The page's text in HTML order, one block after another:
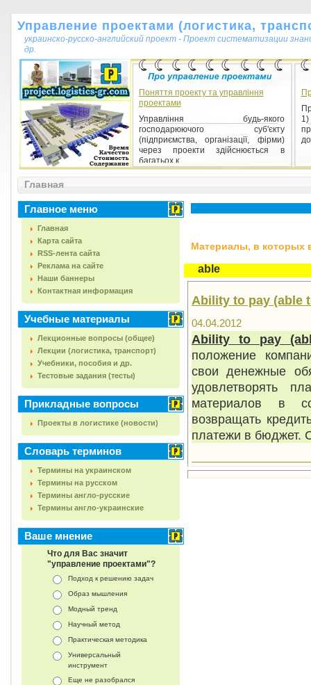
Управление проектами (логистика,
украинско-русско-английский проект - Проект систематизации
др.
Поняття проекту та управління
проектами
Управління будь-якого
господарюючого суб'єкту
(підприємства, організації, фірми)
через проекти здійснюється в
багатьох к...
Главная
Главное меню
Главная
Карта сайта
RSS-лента сайта
Реклама на сайте
Наши баннеры
Контактная информация
Учебные материалы
Лекционные вопросы (общее)
Лекции (логистика, транспорт)
Учебники, пособия и др.
Тестовые задания (тесты)
Прикладные вопросы
Проекты в логистике (новости)
Словарь терминов
Термины на украинском
Термины на русском
Термины англо-русские
Термины англо-украинские
Ваше мнение
Что для Вас значит
"управление проектами"?
Подход к решению задач
Образ мышления
Модный тренд
Научный метод
Практическая методика
Универсальный
инструмент
Еще не разобрался
Материалы, в которых
able
Ability to pay (able
04.04.2012
Ability to pay
положение
свои денежные
удовлетворять
материалов в
возвращать
платежи в бюджет.